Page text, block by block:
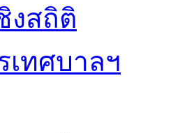
งสถิติ
เทศบาลฯ